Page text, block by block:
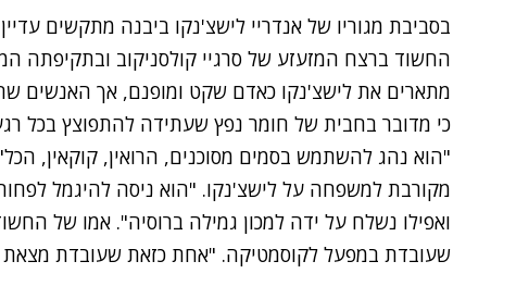
בסביבת מגוריו של אנדריי לישצ'נקו ביבנה מתקשים
החשוד ברצח המזעזע של סרגיי קולסניקוב ובתקיפתה
מתארים את לישצ'נקו כאדם שקט ומופנם, אך האנשים
כי מדובר בחבית של חומר נפץ שעתידה להתפוצץ בכל
מקורבת למשפחה על לישצ'נקו. "הוא ניסה להיגמל
ואפילו נשלח על ידה למכון גמילה ברוסיה". אמו של
שעובדת במפעל לקוסמטיקה. "אחת כזאת שעובדת